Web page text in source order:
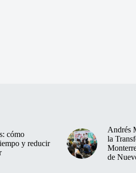
cómo
y reducir
Andrés
la
de